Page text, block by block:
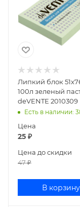
Липкий блок
100л зеленый
deVENTE 2010309
Есть в наличии:
Цена
25 ₽
Цена до скидки
47₽
В корзину